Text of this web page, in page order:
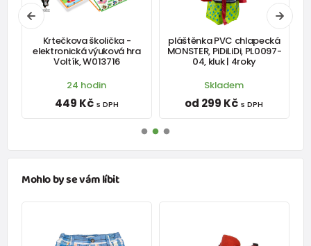
Krtečkova školička -
elektronická výuková hra
Voltík, W013716
24 hodin
449 Kč s DPH
pláštěnka PVC chlapecká
MONSTER, PiDiLiDi, PL0097-
04, kluk | 4roky
Skladem
od 299 Kč s DPH
Mohlo by se vám líbit